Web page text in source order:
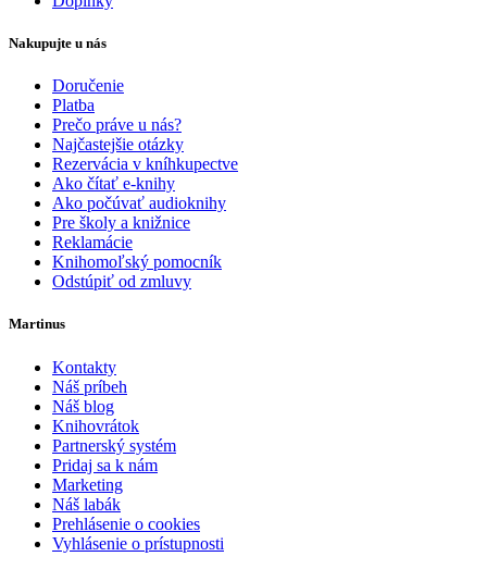
Nakupujte u nás
Doručenie
Platba
Prečo práve u nás?
Najčastejšie otázky
Rezervácia v kníhkupectve
Ako čítať e-knihy
Ako počúvať audioknihy
Pre školy a knižnice
Reklamácie
Knihomoľský pomocník
Odstúpiť od zmluvy
Martinus
Kontakty
Náš príbeh
Náš blog
Knihovrátok
Partnerský systém
Pridaj sa k nám
Marketing
Náš labák
Prehlásenie o cookies
Vyhlásenie o prístupnosti